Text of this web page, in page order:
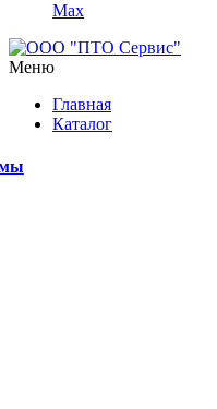
Max
Меню
Главная
Каталог